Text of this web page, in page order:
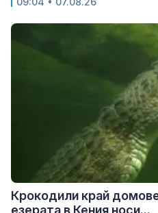
Крокодили край
езерата в Кения носи...